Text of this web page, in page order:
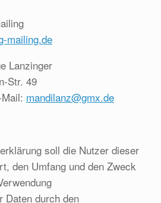
mailing.de
Lanzinger
Str. 49
mandilanz@gmx.de
soll die Nutzer dieser
den Umfang und den Zweck
Daten durch den